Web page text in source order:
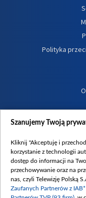
Polityka
Szanujemy Twoją
Kliknij "Akceptuję i
korzystanie z technologii
dostęp do informacji na
przechowywanie oraz na
nas, czyli Telewizję Polską
Zaufanych Partnerów z